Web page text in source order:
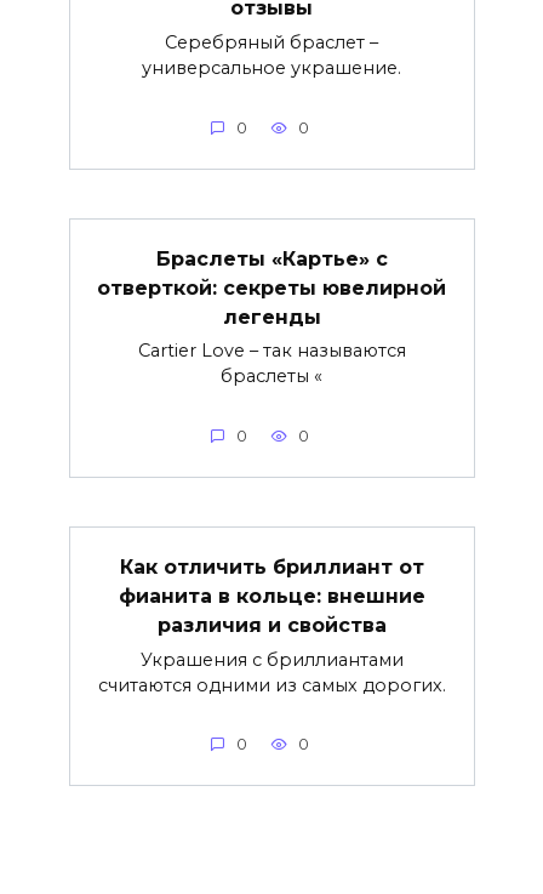
отзывы
Серебряный браслет –
универсальное украшение.
0 0
Браслеты «Картье» с
отверткой: секреты ювелирной
легенды
Cartier Love – так называются
браслеты «
0 0
Как отличить бриллиант от
фианита в кольце: внешние
различия и свойства
Украшения с бриллиантами
считаются одними из самых дорогих.
0 0